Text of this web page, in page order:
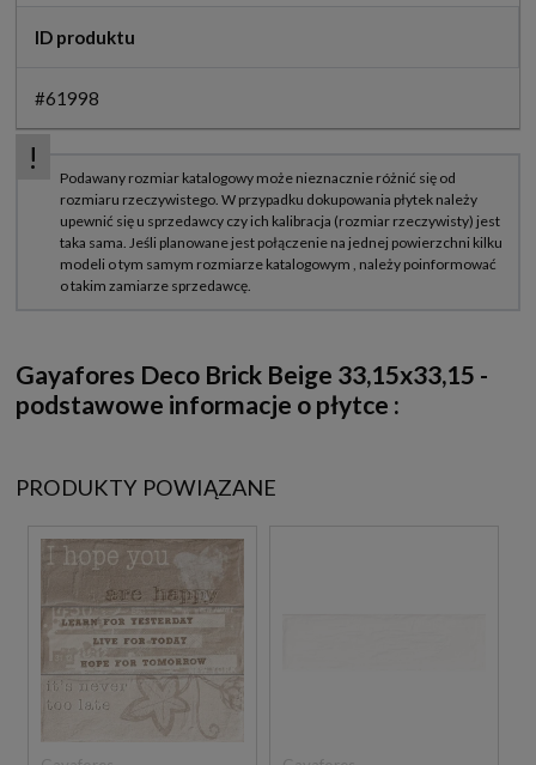
ID produktu
#61998
Gayafores Deco Brick Beige 33,15x33,15 -
podstawowe informacje o płytce :
PRODUKTY POWIĄZANE